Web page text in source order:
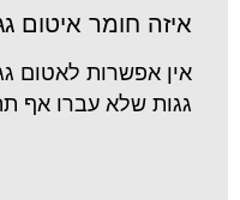
איזה חומר איטום
אין אפשרות לאטום
גגות שלא עברו אף